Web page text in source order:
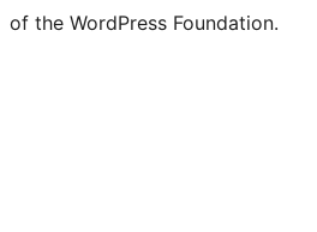
of the WordPress Foundation.